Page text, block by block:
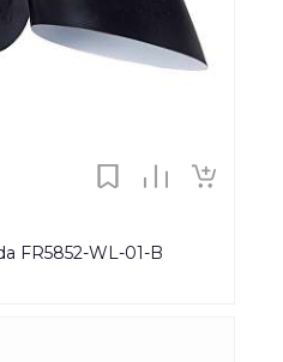
FR5852-WL-01-B